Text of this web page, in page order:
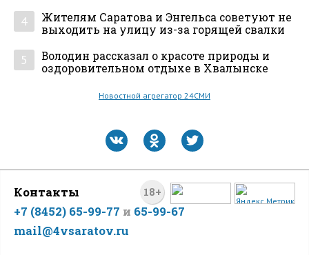
4
Жителям Саратова и Энгельса советуют не
выходить на улицу из-за горящей свалки
5
Володин рассказал о красоте природы и
оздоровительном отдыхе в Хвалынске
Новостной агрегатор 24СМИ
18+
Контакты
+7 (8452) 65-99-77 и 65-99-67
mail@4vsaratov.ru